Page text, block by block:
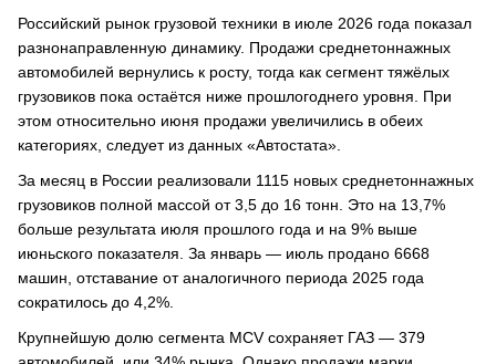
Российский рынок грузовой техники в июле 2026 года показал
разнонаправленную динамику. Продажи среднетоннажных
автомобилей вернулись к росту, тогда как сегмент тяжёлых
грузовиков пока остаётся ниже прошлогоднего уровня. При
этом относительно июня продажи увеличились в обеих
категориях, следует из данных «Автостата».
За месяц в России реализовали 1115 новых среднетоннажных
грузовиков полной массой от 3,5 до 16 тонн. Это на 13,7%
больше результата июля прошлого года и на 9% выше
июньского показателя. За январь — июль продано 6668
машин, отставание от аналогичного периода 2025 года
сократилось до 4,2%.
Крупнейшую долю сегмента MCV сохраняет ГАЗ — 379